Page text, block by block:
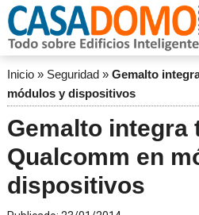
Inicio» Seguridad» Gemalto
módulos y dispositivos
Gemalto integra
Qualcomm en
dispositivos